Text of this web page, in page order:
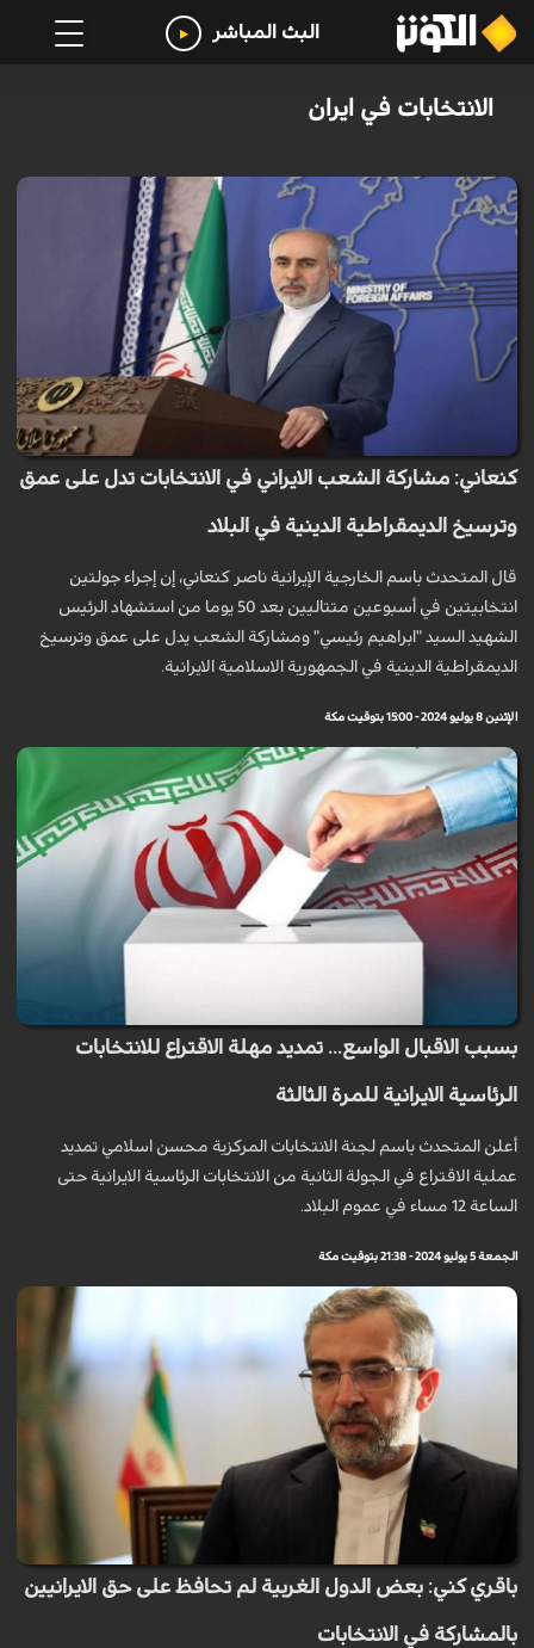
البث المباشر
الانتخابات في ايران
كنعاني: مشاركة الشعب الايراني في الانتخابات تدل على عمق
وترسيخ الديمقراطية الدينية في البلاد
قال المتحدث باسم الخارجية الإيرانية ناصر كنعاني، إن إجراء جولتين
انتخابيتين في أسبوعين متتاليين بعد 50 يوما من استشهاد الرئيس
الشهيد السید "ابراهیم رئیسي" ومشاركة الشعب يدل على عمق وترسيخ
الديمقراطية الدينية في الجمهوریة الاسلامية الايرانية.
الإثنين 8 يوليو 2024 - 15:00 بتوقيت مكة
بسبب الاقبال الواسع... تمديد مهلة الاقتراع للانتخابات
الرئاسية الايرانية للمرة الثالثة
أعلن المتحدث باسم لجنة الانتخابات المركزية محسن اسلامي تمديد
عملية الاقتراع في الجولة الثانية من الانتخابات الرئاسية الايرانية حتى
الساعة 12 مساء في عموم البلاد.
الجمعة 5 يوليو 2024 - 21:38 بتوقيت مكة
باقري كني: بعض الدول الغربية لم تحافظ على حق الايرانيين
بالمشاركة في الانتخابات